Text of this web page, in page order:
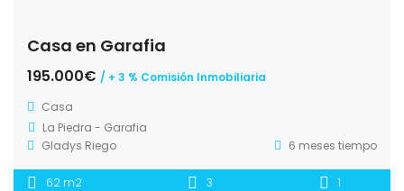
Casa en Garafia
195.000€ / + 3 % Comisión Inmobiliaria
Casa
La Piedra - Garafia
Gladys Riego
6 meses tiempo
62 m2 3 1